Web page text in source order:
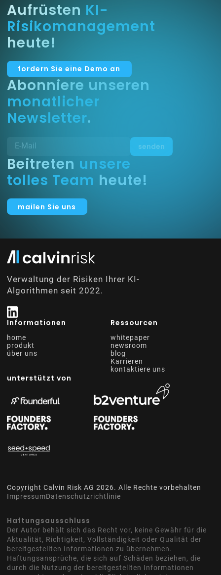
Aufrüsten KI-
Risikomanagement
heute!
fordern Sie eine Demo an
Abonniere unseren
monatlicher
Newsletter.
Beitreten unsere
tolles Team heute!
mailen Sie uns
Verwaltung der Risiken Ihrer KI-
Algorithmen seit 2022.
Informationen
home
produkt
über uns
Ressourcen
whitepaper
newsroom
blog
Karrieren
kontaktiere uns
unterstützt von
Copyright Calvin Risk AG 2026. Alle Rechte vorbehalten
ImpressumDatenschutzrichtlinie
Haftungsausschluss
Der Autor behält sich das Recht vor, keine Gewähr für die
Aktualität, Richtigkeit, Vollständigkeit oder Qualität der
bereitgestellten Informationen zu übernehmen.
Haftungsansprüche, die sich auf Schäden beziehen, die
durch die Nutzung der bereitgestellten Informationen